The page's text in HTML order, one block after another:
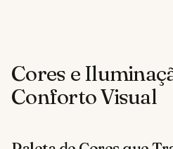
Cores e
Conforto Visual